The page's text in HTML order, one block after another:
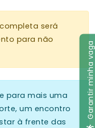
Garantir minha vaga
será
para não
para mais uma
um encontro
à frente das